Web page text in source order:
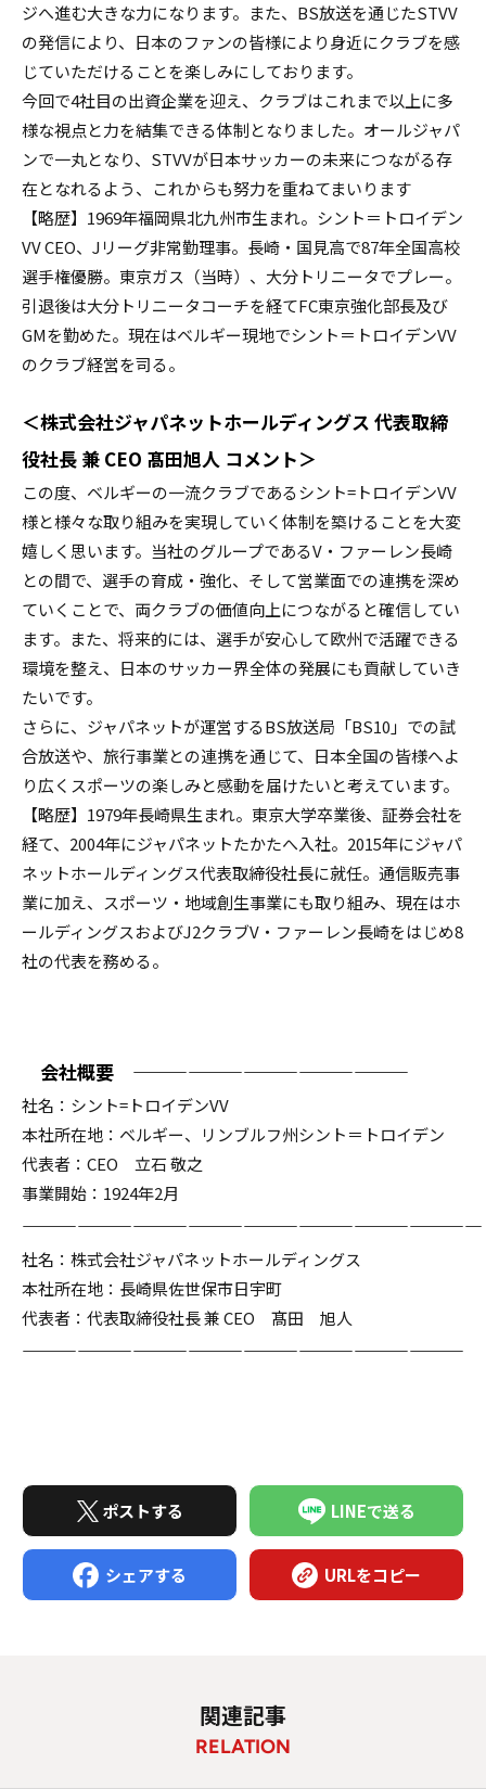
ジへ進む大きな力になります。また、BS放送を通じたSTVV
の発信により、日本のファンの皆様により身近にクラブを感
じていただけることを楽しみにしております。
今回で4社目の出資企業を迎え、クラブはこれまで以上に多
様な視点と力を結集できる体制となりました。オールジャパ
ンで一丸となり、STVVが日本サッカーの未来につながる存
在となれるよう、これからも努力を重ねてまいります
【略歴】1969年福岡県北九州市生まれ。シント＝トロイデン
VV CEO、Jリーグ非常勤理事。長崎・国見高で87年全国高校
選手権優勝。東京ガス（当時）、大分トリニータでプレー。
引退後は大分トリニータコーチを経てFC東京強化部長及び
GMを勤めた。現在はベルギー現地でシント＝トロイデンVV
のクラブ経営を司る。
＜株式会社ジャパネットホールディングス 代表取締
役社長 兼 CEO 髙田旭人 コメント＞
この度、ベルギーの一流クラブであるシント=トロイデンVV
様と様々な取り組みを実現していく体制を築けることを大変
嬉しく思います。当社のグループであるV・ファーレン長崎
との間で、選手の育成・強化、そして営業面での連携を深め
ていくことで、両クラブの価値向上につながると確信してい
ます。また、将来的には、選手が安心して欧州で活躍できる
環境を整え、日本のサッカー界全体の発展にも貢献していき
たいです。
さらに、ジャパネットが運営するBS放送局「BS10」での試
合放送や、旅行事業との連携を通じて、日本全国の皆様へよ
り広くスポーツの楽しみと感動を届けたいと考えています。
【略歴】1979年長崎県生まれ。東京大学卒業後、証券会社を
経て、2004年にジャパネットたかたへ入社。2015年にジャパ
ネットホールディングス代表取締役社長に就任。通信販売事
業に加え、スポーツ・地域創生事業にも取り組み、現在はホ
ールディングスおよびJ2クラブV・ファーレン長崎をはじめ8
社の代表を務める。
―― 会社概要 ―――――――――――――――――
社名：シント=トロイデンVV
本社所在地：ベルギー、リンブルフ州シント＝トロイデン
代表者：CEO 立石 敬之
事業開始：1924年2月
―――――――――――――――――――――――――
社名：株式会社ジャパネットホールディングス
本社所在地：長崎県佐世保市日宇町
代表者：代表取締役社長 兼 CEO 髙田 旭人
――――――――――――――――――――――――――
ポストする LINEで送る
シェアする URLをコピー
関連記事
RELATION